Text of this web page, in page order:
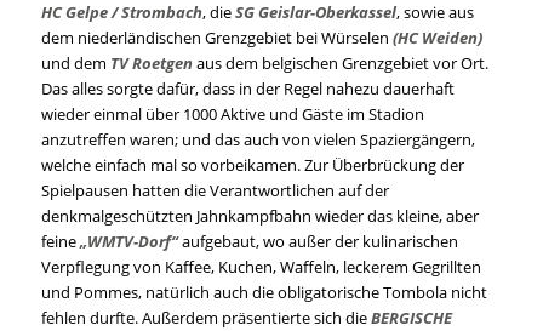
HC Gelpe / Strombach, dieSG Geislar-Oberkassel, sowie aus
dem niederländischen Grenzgebiet bei Würselen (HC Weiden)
und dem TV Roetgen aus dem belgischen Grenzgebiet vor Ort.
Das alles sorgte dafür, dass in der Regel nahezu dauerhaft
wieder einmal über 1000 Aktive und Gäste im Stadion
anzutreffen waren; und das auch von vielen Spaziergängern,
welche einfach mal so vorbeikamen. Zur Überbrückung der
Spielpausen hatten die Verantwortlichen auf der
denkmalgeschützten Jahnkampfbahn wieder das kleine, aber
feine„WMTV-Dorf“aufgebaut, wo außer der kulinarischen
Verpflegung von Kaffee, Kuchen, Waffeln, leckerem Gegrillten
und Pommes, natürlich auch die obligatorische Tombola nicht
fehlen durfte. Außerdem präsentierte sich dieBERGISCHE